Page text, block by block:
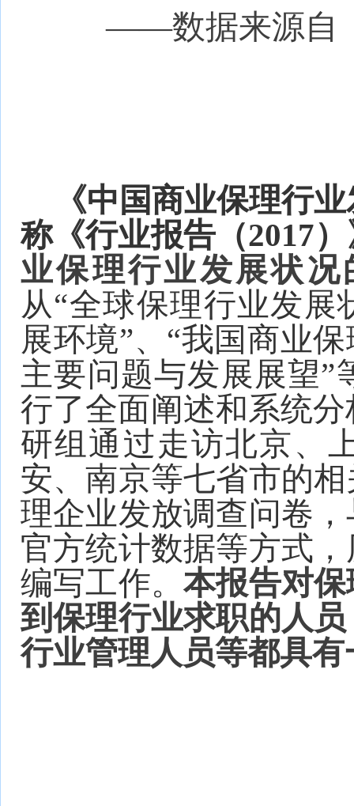
——数据来源自
《中国商业保理行
称《行业报告（2017
业保理行业发展状
从“全球保理行业发展
展环境”、“我国商业
主要问题与发展展望”
行了全面阐述和系统
研组通过走访北京、
安、南京等七省市的
理企业发放调查问卷
官方统计数据等方式
编写工作。本报告对
到保理行业求职的人
行业管理人员等都具